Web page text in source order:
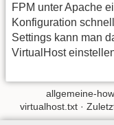
FPM unter Apache
Konfiguration
Settings kann man
VirtualHost
allgemeine-
virtualhost.txt ·